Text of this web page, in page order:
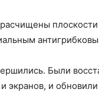
Были
экранов, и